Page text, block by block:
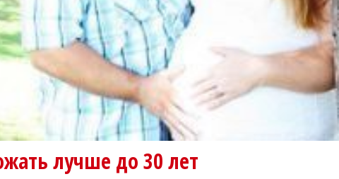
лучше до 30 лет